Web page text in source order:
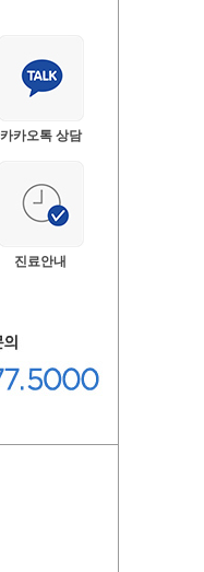
카카오톡 상담
진료안내